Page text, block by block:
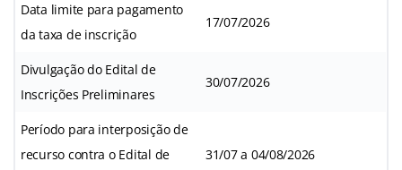
Data limite para pagamento
da taxa de inscrição
17/07/2026
Divulgação do Edital de
Inscrições Preliminares
30/07/2026
Período para interposição de
recurso contra o Edital de
31/07 a 04/08/2026